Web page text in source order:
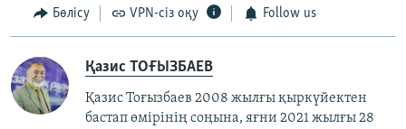
Бөлісу VPN-сіз оқу Follow us
Қазис ТОҒЫЗБАЕВ
Қазис Тоғызбаев 2008 жылғы қыркүйектен
бастап өмірінің соңына, яғни 2021 жылғы 28